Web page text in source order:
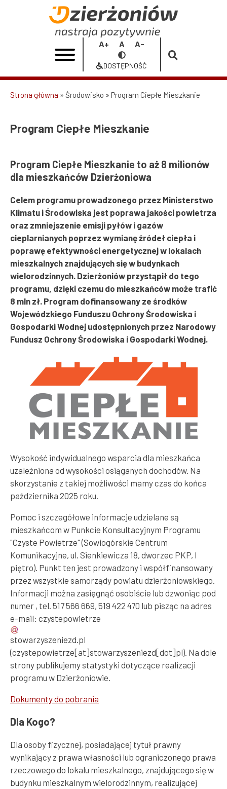
Program
Mieszkanie
|
Urząd
Dzierżoniów
Increase
font
Reset
font
size
Decrease
font
Przełącz
na
Dostępność
DOSTĘPNOŚĆ
nawigacyjna
Strona główna Środowisko Program Ciepłe Mieszkanie
Program Ciepłe Mieszkanie
Program Ciepłe Mieszkanie to aż 8 milionów
dla mieszkańców Dzierżoniowa
Celem programu prowadzonego przez Ministerstwo
Klimatu i Środowiska jest poprawa jakości powietrza
oraz zmniejszenie emisji pyłów i gazów
cieplarnianych poprzez wymianę źródeł ciepła i
poprawę efektywności energetycznej w lokalach
mieszkalnych znajdujących się w budynkach
wielorodzinnych. Dzierżoniów przystąpił do tego
programu, dzięki czemu do mieszkańców może trafić
8 mln zł. Program dofinansowany ze środków
Wojewódzkiego Funduszu Ochrony Środowiska i
Gospodarki Wodnej udostępnionych przez Narodowy
Fundusz Ochrony Środowiska i Gospodarki Wodnej.
Wysokość indywidualnego wsparcia dla mieszkańca
uzależniona od wysokości osiąganych dochodów. Na
skorzystanie z takiej możliwości mamy czas do końca
października 2025 roku.
Pomoc i szczegółowe informacje udzielane są
mieszkańcom w Punkcie Konsultacyjnym Programu
"Czyste Powietrze" (Sowiogórskie Centrum
Komunikacyjne, ul. Sienkiewicza 18, dworzec PKP, I
piętro). Punkt ten jest prowadzony i współfinansowany
przez wszystkie samorządy powiatu dzierżoniowskiego.
Informacji można zasięgnąć osobiście lub dzwoniąc pod
numer , tel. 517 566 669, 519 422 470 lub pisząc na adres
e-mail: czystepowietrze
stowarzyszeniezd pl
(czystepowietrze[at]stowarzyszeniezd[dot]pl) . Na dole
strony publikujemy statystyki dotyczące realizacji
programu w Dzierżoniowie.
Dokumenty do pobrania
Dla Kogo?
Dla osoby fizycznej, posiadającej tytuł prawny
wynikający z prawa własności lub ograniczonego prawa
rzeczowego do lokalu mieszkalnego, znajdującego się w
budynku mieszkalnym wielorodzinnym, realizującej